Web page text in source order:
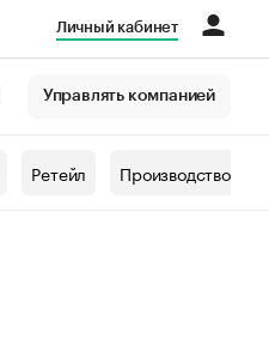
Личный кабинет
Управлять компанией
Ретейл Производство